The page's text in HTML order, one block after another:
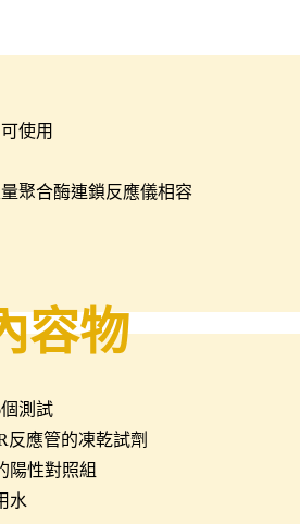
使用
聚合酶連鎖反應儀相容
容物
測試
反應管的凍乾試劑
陽性對照組
水